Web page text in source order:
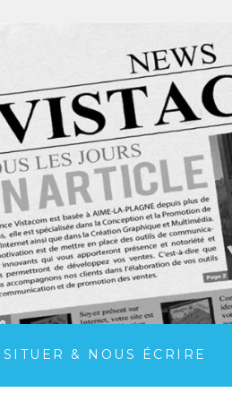
SITUER & NOUS ÉCRIRE